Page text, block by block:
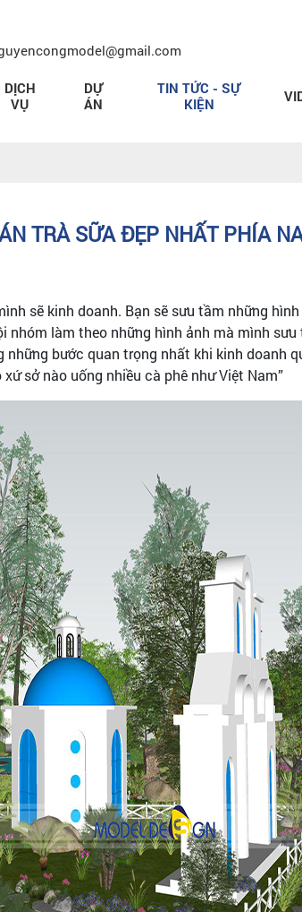
DỊCH
VỤ
DỰ
ÁN
TIN TỨC - SỰ
KIỆN
TRÀ SỮA ĐẸP NHẤT PHÍA
sẽ kinh doanh. Bạn sẽ sưu tầm những hình
làm theo những hình ảnh mà mình
bước quan trọng nhất khi kinh doanh
sở nào uống nhiều cà phê như Việt Nam”